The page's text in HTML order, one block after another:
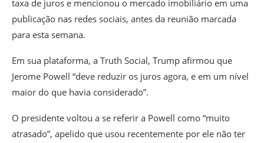
taxa de juros e mencionou o mercado imobiliário em uma
publicação nas redes sociais, antes da reunião marcada
para esta semana.
Em sua plataforma, a Truth Social, Trump afirmou que
Jerome Powell “deve reduzir os juros agora, e em um nível
maior do que havia considerado”.
O presidente voltou a se referir a Powell como “muito
atrasado”, apelido que usou recentemente por ele não ter